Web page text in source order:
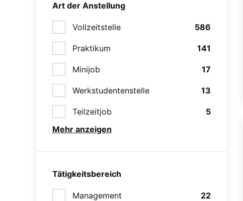
Art der Anstellung
Vollzeitstelle 586
Praktikum 141
Minijob 17
Werkstudentenstelle 13
Teilzeitjob
5
Mehr anzeigen
Tätigkeitsbereich
Management 22